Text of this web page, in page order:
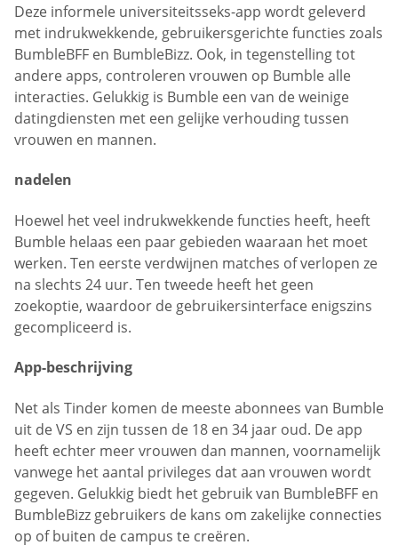
Deze informele universiteitsseks-app wordt geleverd
met indrukwekkende, gebruikersgerichte functies zoals
BumbleBFF en BumbleBizz. Ook, in tegenstelling tot
andere apps, controleren vrouwen op Bumble alle
interacties. Gelukkig is Bumble een van de weinige
datingdiensten met een gelijke verhouding tussen
vrouwen en mannen.
nadelen
Hoewel het veel indrukwekkende functies heeft, heeft
Bumble helaas een paar gebieden waaraan het moet
werken. Ten eerste verdwijnen matches of verlopen ze
na slechts 24 uur. Ten tweede heeft het geen
zoekoptie, waardoor de gebruikersinterface enigszins
gecompliceerd is.
App-beschrijving
Net als Tinder komen de meeste abonnees van Bumble
uit de VS en zijn tussen de 18 en 34 jaar oud. De app
heeft echter meer vrouwen dan mannen, voornamelijk
vanwege het aantal privileges dat aan vrouwen wordt
gegeven. Gelukkig biedt het gebruik van BumbleBFF en
BumbleBizz gebruikers de kans om zakelijke connecties
op of buiten de campus te creëren.